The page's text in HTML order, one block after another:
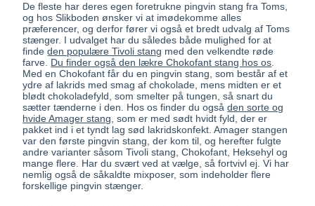
De fleste har deres egen foretrukne pingvin stang fra Toms,
og hos Slikboden ønsker vi at imødekomme alles
præferencer, og derfor fører vi også et bredt udvalg af Toms
stænger. I udvalget har du således både mulighed for at
findeden populære Tivoli stang med den velkendte røde
farve. Du finder også den lækre Chokofant stang hos os
Med en Chokofant får du en pingvin stang, som består af et
ydre af lakrids med smag af chokolade, mens midten er et
blødt chokoladefyld, som smelter på tungen, så snart du
sætter tænderne i den. Hos os finder du ogsåden sorte og
hvide Amager stang , som er med sødt hvidt fyld, der er
pakket ind i et tyndt lag sød lakridskonfekt. Amager stangen
var den første pingvin stang, der kom til, og herefter fulgte
andre varianter såsom Tivoli stang, Chokofant, Heksehyl og
mange flere. Har du svært ved at vælge, så fortvivl ej. Vi har
nemlig også de såkaldte mixposer, som indeholder flere
forskellige pingvin stænger.